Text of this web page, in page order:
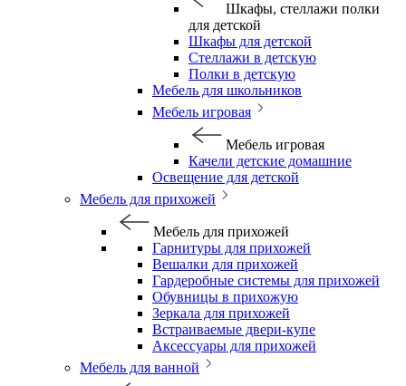
Шкафы, стеллажи полки
для детской
Шкафы для детской
Стеллажи в детскую
Полки в детскую
Мебель для школьников
Мебель игровая
Мебель игровая
Качели детские домашние
Освещение для детской
Мебель для прихожей
Мебель для прихожей
Гарнитуры для прихожей
Вешалки для прихожей
Гардеробные системы для прихожей
Обувницы в прихожую
Зеркала для прихожей
Встраиваемые двери-купе
Аксессуары для прихожей
Мебель для ванной